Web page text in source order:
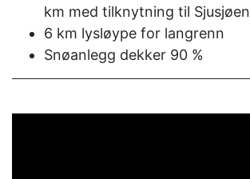
km med tilknytning til Sjusjøen
6 km lysløype for langrenn
Snøanlegg dekker 90 %